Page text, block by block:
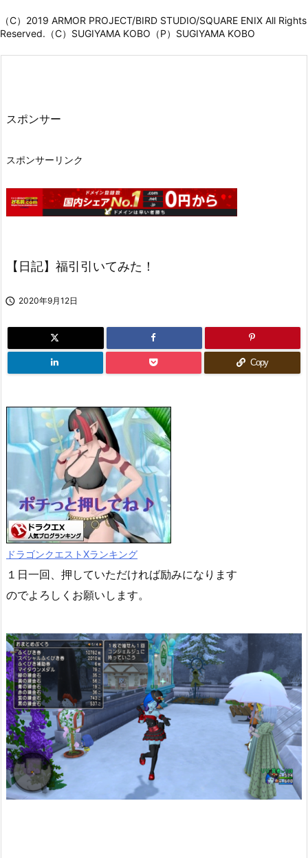
（C）2019 ARMOR PROJECT/BIRD STUDIO/SQUARE ENIX All Rights
Reserved.（C）SUGIYAMA KOBO（P）SUGIYAMA KOBO
スポンサー
スポンサーリンク
【日記】福引引いてみた！
 2020年9月12日
Copy
ドラゴンクエストXランキング
１日一回、押していただければ励みになります
のでよろしくお願いします。